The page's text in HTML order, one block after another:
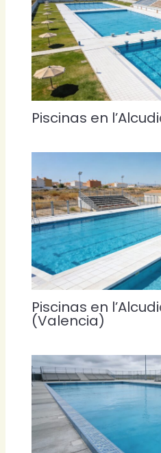
Piscinas en
Piscinas en
(Valencia)